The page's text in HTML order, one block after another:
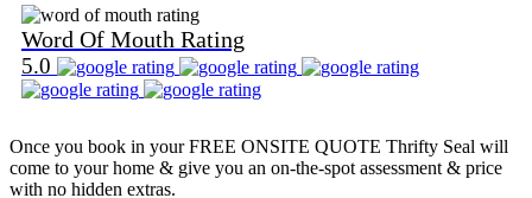
Word Of Mouth Rating
5.0
Once you book in yourFREE ONSITE QUOTE Thrifty Seal will
come to your home & give you an on-the-spot assessment & price
with no hidden extras.